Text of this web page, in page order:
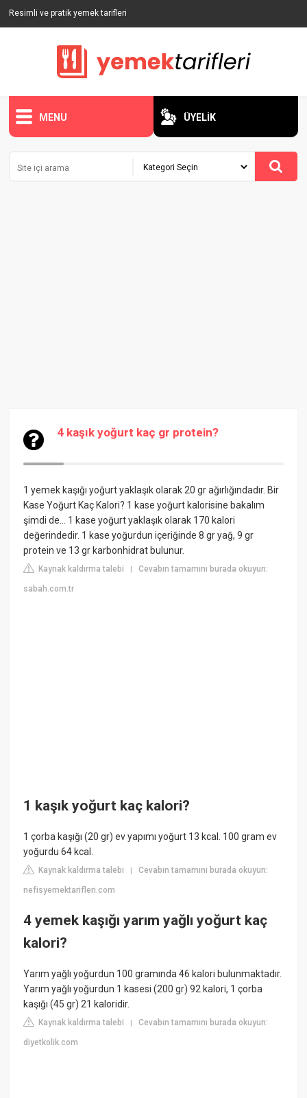
Resimli ve pratik yemek tarifleri
MENU ÜYELİK
4 kaşık yoğurt kaç gr protein?
1 yemek kaşığı yoğurt yaklaşık olarak 20 gr ağırlığındadır. Bir
Kase Yoğurt Kaç Kalori? 1 kase yoğurt kalorisine bakalım
şimdi de… 1 kase yoğurt yaklaşık olarak 170 kalori
değerindedir. 1 kase yoğurdun içeriğinde 8 gr yağ, 9 gr
protein ve 13 gr karbonhidrat bulunur.
Kaynak kaldırma talebi |Cevabın tamamını burada okuyun:
sabah.com.tr
1 kaşık yoğurt kaç kalori?
1 çorba kaşığı (20 gr) ev yapımı yoğurt 13 kcal. 100 gram ev
yoğurdu 64 kcal.
Kaynak kaldırma talebi |Cevabın tamamını burada okuyun:
nefisyemektarifleri.com
4 yemek kaşığı yarım yağlı yoğurt kaç
kalori?
Yarım yağlı yoğurdun 100 gramında 46 kalori bulunmaktadır.
Yarım yağlı yoğurdun 1 kasesi (200 gr) 92 kalori, 1 çorba
kaşığı (45 gr) 21 kaloridir.
Kaynak kaldırma talebi |Cevabın tamamını burada okuyun:
diyetkolik.com